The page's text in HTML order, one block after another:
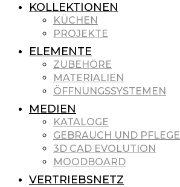
KOLLEKTIONEN
KÜCHEN
PROJEKTE
ELEMENTE
ZUBEHÖRE
MATERIALIEN
ÖFFNUNGSSYSTEMEN
MEDIEN
KATALOGE
GEBRAUCH UND PFLEGE
3D CAD EVOLUTION
MOODBOARD
VERTRIEBSNETZ